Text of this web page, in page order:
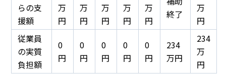
らの支
援額
万
円
万
円
万
円
万
円
万
円
終了
万
円
従業員
の実質
負担額
0
円
0
円
0
円
0
円
0
円
234
万円
234
万
円